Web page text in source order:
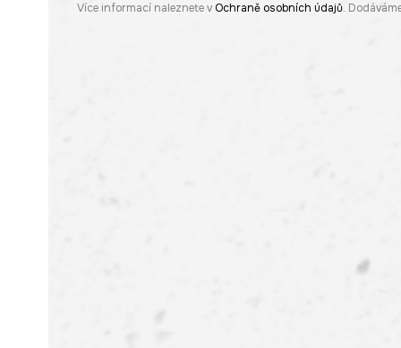
Více informací naleznete v Ochraně osobních údajů.